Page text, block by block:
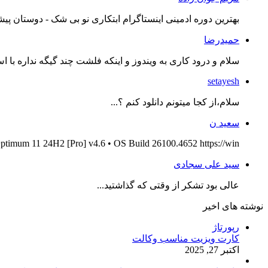
بهترین دوره ادمینی اینستاگرام ابتکاری نو بی شک - دوستان
حمیدرضا
سلام و درود کاری به ویندوز و اینکه فلشت چند گیگه نداره با
setayesh
سلام،از کجا میتونم دانلود کنم ؟...
سعید ن
11 24H2 [Pro] v4.6 • OS Build 26100.4652 https://win...
سید علی سجادی
عالی بود تشکر از وقتی که گذاشتید...
نوشته های اخیر
رپورتاژ
کارت ویزیت مناسب وکالت
اکتبر 27, 2025